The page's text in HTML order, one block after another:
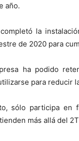
año.
la
de 2020 para
ha podido
para reducir
sólo participa
más allá del